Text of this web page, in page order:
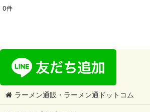
並び順
0件
ラーメン通販・ラーメン通ドットコム